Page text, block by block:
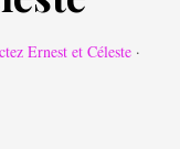
Ernest et Céleste·